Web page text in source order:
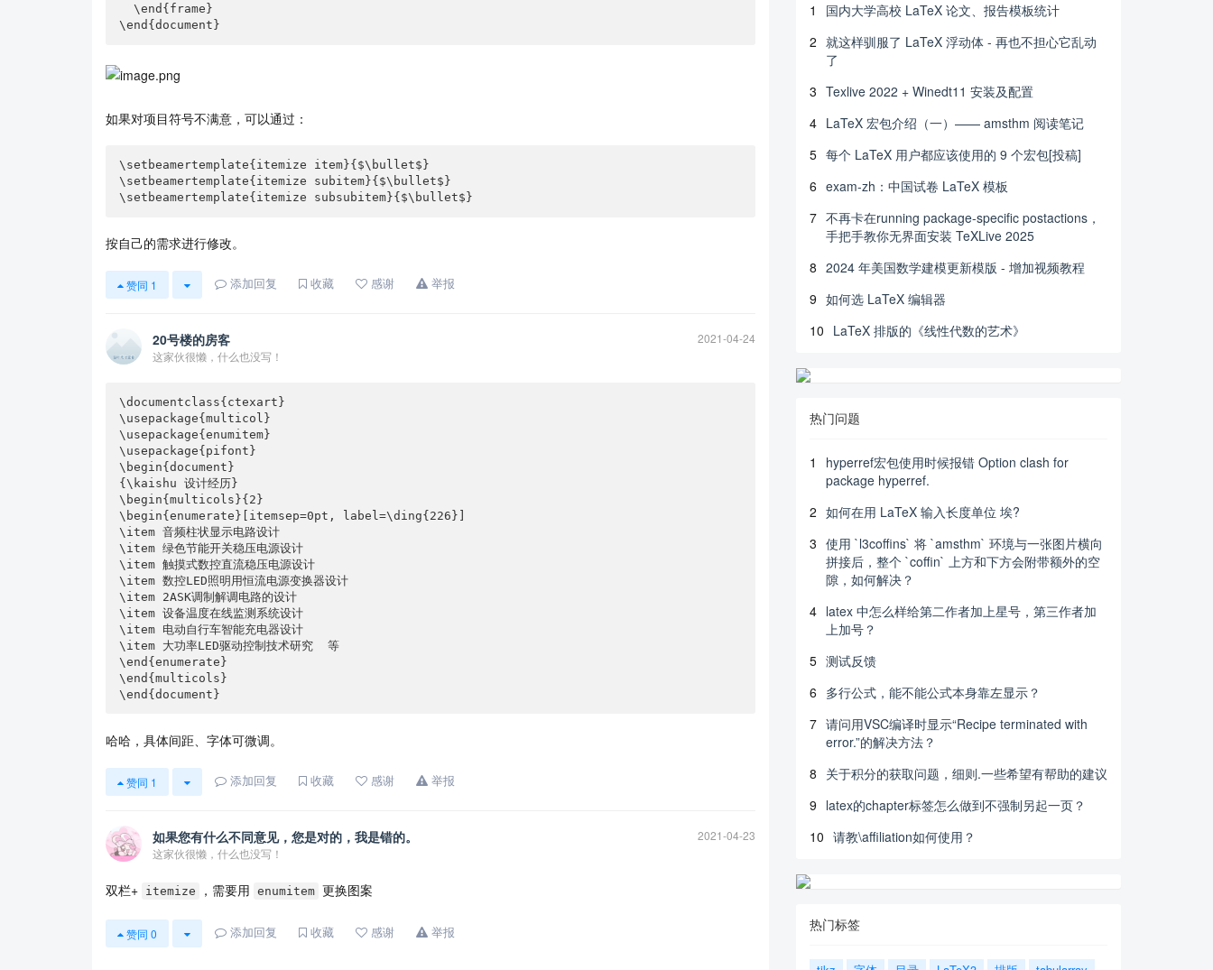
  \end{frame}
\end{document}
如果对项目符号不满意，可以通过：
\setbeamertemplate{itemize item}{$\bullet$}
\setbeamertemplate{itemize subitem}{$\bullet$}
\setbeamertemplate{itemize subsubitem}{$\bullet$}
按自己的需求进行修改。
赞同 1 添加回复 收藏 感谢 举报
20号楼的房客
2021-04-24
这家伙很懒，什么也没写！
\documentclass{ctexart}
\usepackage{multicol}
\usepackage{enumitem}
\usepackage{pifont}
\begin{document}
{\kaishu 设计经历}
\begin{multicols}{2}
\begin{enumerate}[itemsep=0pt, label=\ding{226}]
\item 音频柱状显示电路设计
\item 绿色节能开关稳压电源设计
\item 触摸式数控直流稳压电源设计
\item 数控LED照明用恒流电源变换器设计
\item 2ASK调制解调电路的设计
\item 设备温度在线监测系统设计
\item 电动自行车智能充电器设计
\item 大功率LED驱动控制技术研究  等
\end{enumerate}
\end{multicols}
\end{document}
哈哈，具体间距、字体可微调。
赞同 1 添加回复 收藏 感谢 举报
如果您有什么不同意见，您是对的，我是错的。
2021-04-23
这家伙很懒，什么也没写！
双栏+ itemize ，需要用 enumitem 更换图案
赞同 0 添加回复 收藏 感谢 举报
1
国内大学高校 LaTeX 论文、报告模板统计
2 就这样驯服了 LaTeX 浮动体 - 再也不担心它乱动
了
3 Texlive 2022 + Winedt11 安装及配置
4 LaTeX 宏包介绍（一）—— amsthm 阅读笔记
5 每个 LaTeX 用户都应该使用的 9 个宏包[投稿]
6 exam-zh：中国试卷 LaTeX 模板
7 不再卡在running package-specific postactions，
手把手教你无界面安装 TeXLive 2025
8 2024 年美国数学建模更新模版 - 增加视频教程
9 如何选 LaTeX 编辑器
10 LaTeX 排版的《线性代数的艺术》
热门问题
1
hyperref宏包使用时候报错 Option clash for
package hyperref.
2 如何在用 LaTeX 输入长度单位 埃?
3 使用 `l3coffins` 将 `amsthm` 环境与一张图片横向
拼接后，整个 `coffin` 上方和下方会附带额外的空
隙，如何解决？
4 latex 中怎么样给第二作者加上星号，第三作者加
上加号？
5 测试反馈
6 多行公式，能不能公式本身靠左显示？
7 请问用VSC编译时显示“Recipe terminated with
error.”的解决方法？
8 关于积分的获取问题，细则.一些希望有帮助的建议
9 latex的chapter标签怎么做到不强制另起一页？
10 请教\affiliation如何使用？
热门标签